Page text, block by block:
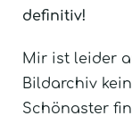
definitiv!
Mir ist leider
Bildarchiv
Schönaster